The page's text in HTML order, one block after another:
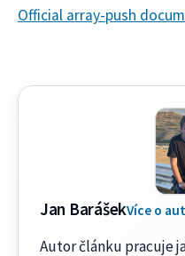
Official array-push
Jan BarášekVíce o
Autor článku pracuje